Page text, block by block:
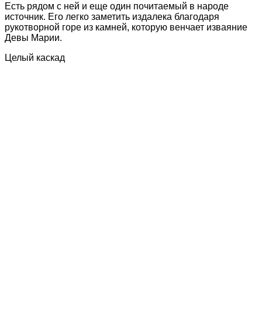
Есть рядом с ней и еще один почитаемый в народе
источник. Его легко заметить издалека благодаря
рукотворной горе из камней, которую венчает изваяние
Девы Марии.
Целый каскад